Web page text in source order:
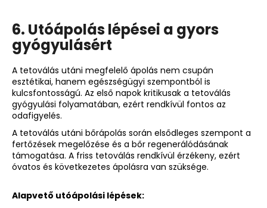
6. Utóápolás lépései a gyors
gyógyulásért
A tetoválás utáni megfelelő ápolás nem csupán
esztétikai, hanem egészségügyi szempontból is
kulcsfontosságú. Az első napok kritikusak a tetoválás
gyógyulási folyamatában, ezért rendkívül fontos az
odafigyelés.
A tetoválás utáni bőrápolás során elsődleges szempont a
fertőzések megelőzése és a bőr regenerálódásának
támogatása. A friss tetoválás rendkívül érzékeny, ezért
óvatos és következetes ápolásra van szüksége.
Alapvető utóápolási lépések: